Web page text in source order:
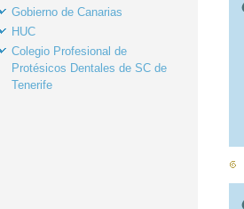
Gobierno de Canarias
HUC
Colegio Profesional de
Protésicos Dentales de SC de
Tenerife